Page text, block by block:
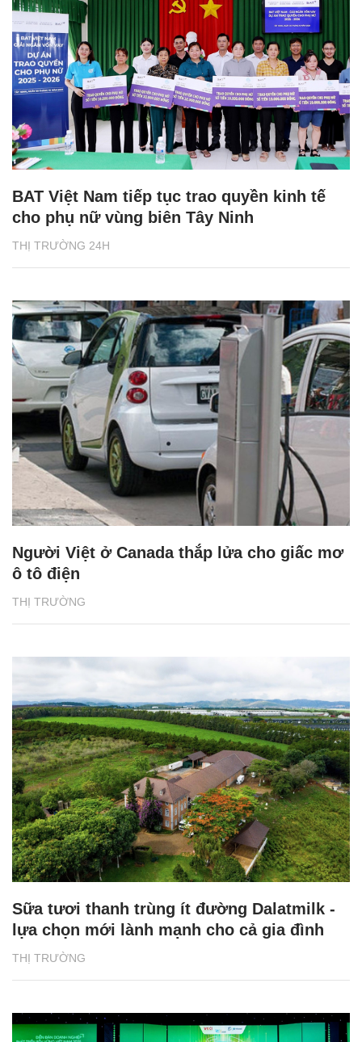
THỊ TRƯỜNG 24H
BAT Việt Nam tiếp tục trao quyền kinh tế
cho phụ nữ vùng biên Tây Ninh
THỊ TRƯỜNG
Người Việt ở Canada thắp lửa cho giấc mơ
ô tô điện
THỊ TRƯỜNG
Sữa tươi thanh trùng ít đường Dalatmilk -
lựa chọn mới lành mạnh cho cả gia đình